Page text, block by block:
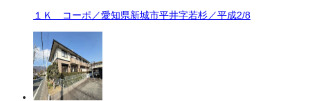
１Ｋ コーポ／愛知県新城市平井字若杉／平成2/8